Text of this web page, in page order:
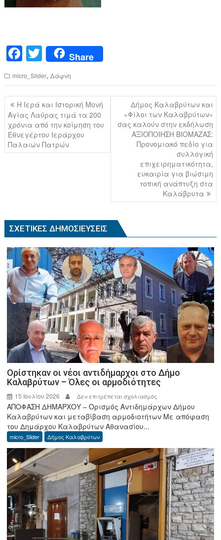
F
a
c
e
b
o
o
T
wi
tt
er
Share
micro_Slider,Δάφνη
Πλοήγηση
άρθρων
Η Ιερά και Ιστορική Μονή
Αγίας Λαύρας τιμά τα 200
χρόνια από την κοίμηση του
Εθνεγέρτου Ιεράρχου
Παλαιών Πατρών
Δήμος Καλαβρύτων και
«Φίλοι των Καλαβρύτων»
σας καλούν στην εκδήλωση
ΑΞΙΟΠΟΙΗΣΗ ΒΙΟΜΑΖΑΣ:
Προνομιακό πεδίο για
συλλογική
επιχειρηματικότητα,
ευκαιρία για βιώσιμη
τοπική ανάπτυξη στα
Καλάβρυτα
ΣΧΕΤΙΚΈΣ ΔΗΜΟΣΙΕΎΣΕΙΣ
Ορίστηκαν οι νέοι αντιδήμαρχοι στο Δήμο
Καλαβρύτων – Όλες οι αρμοδιότητες
15 Ιουλίου 2026 Δεν επιτρέπεται σχολιασμός
Ορίστηκαν
οι
στο
Δήμο
Καλαβρύτων
–
Όλες
οι
αρμοδιότητες
ΑΠΟΦΑΣΗ ΔΗΜΑΡΧΟΥ – Ορισμός Αντιδημάρχων Δήμου
Καλαβρύτων και μεταβίβαση αρμοδιοτήτων Με απόφαση
του Δημάρχου Καλαβρύτων Αθανασίου...
micro_Slider Δήμος Καλαβρύτων